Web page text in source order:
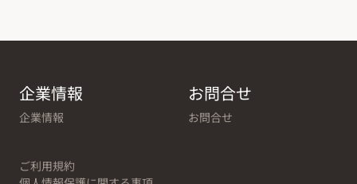
企業情報
企業情報
お問合せ
お問合せ
ご利用規約